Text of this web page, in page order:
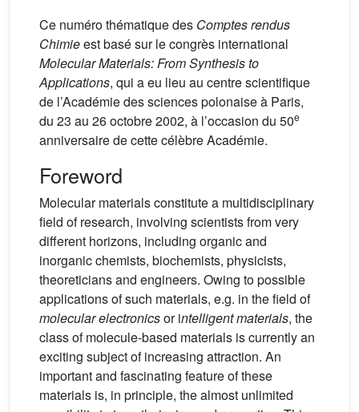
Ce numéro thématique des Comptes rendus
Chimieest basé sur le congrès international
Molecular Materials: From Synthesis to
Applications, qui a eu lieu au centre scientifique
de l’Académie des sciences polonaise à Paris,
du 23 au 26 octobre 2002, à l’occasion du 50e
anniversaire de cette célèbre Académie.
Foreword
Molecular materials constitute a multidisciplinary
field of research, involving scientists from very
different horizons, including organic and
inorganic chemists, biochemists, physicists,
theoreticians and engineers. Owing to possible
applications of such materials, e.g. in the field of
molecular electronicsor intelligent materials, the
class of molecule-based materials is currently an
exciting subject of increasing attraction. An
important and fascinating feature of these
materials is, in principle, the almost unlimited